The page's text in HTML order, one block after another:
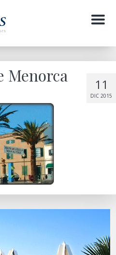
Menu
11
DIC 2015
Menorca